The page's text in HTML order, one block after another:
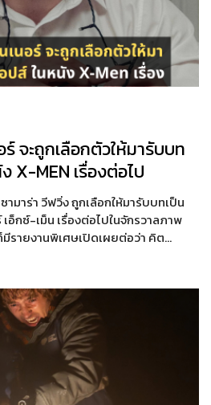
จะถูกเลือกตัวให้มารับบท
X-MEN เรื่องต่อไป
ามาร่า วีฟวิ่ง ถูกเลือกให้มารับบทเป็น
อ็กซ์-เม็น เรื่องต่อไปในจักรวาลภาพ
มีรายงานพิเศษเปิดเผยต่อว่า คิต…